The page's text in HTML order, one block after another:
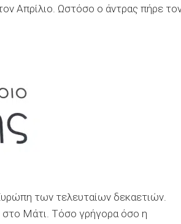
Απρίλιο. Ωστόσο ο άντρας πήρε
των τελευταίων δεκαετιών.
στο Μάτι. Τόσο γρήγορα όσο η